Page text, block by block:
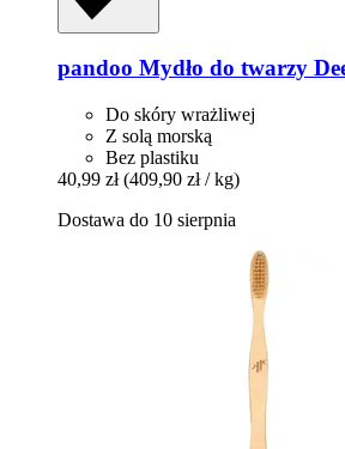
pandoo Mydło do twarzy
Do skóry wrażliwej
Z solą morską
Bez plastiku
40,99 zł (409,90 zł / kg)
Dostawa do 10 sierpnia